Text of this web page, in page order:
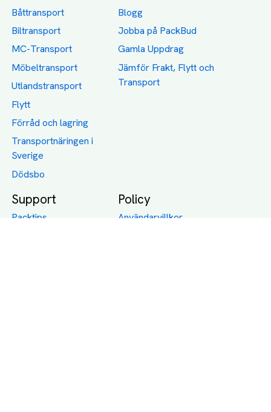
Båttransport
Biltransport
MC-Transport
Möbeltransport
Utlandstransport
Flytt
Förråd och lagring
Transportnäringen i
Sverige
Dödsbo
Blogg
Jobba på PackBud
Gamla Uppdrag
Jämför Frakt, Flytt och
Transport
Support
Packtips
Policy
Användarvillkor